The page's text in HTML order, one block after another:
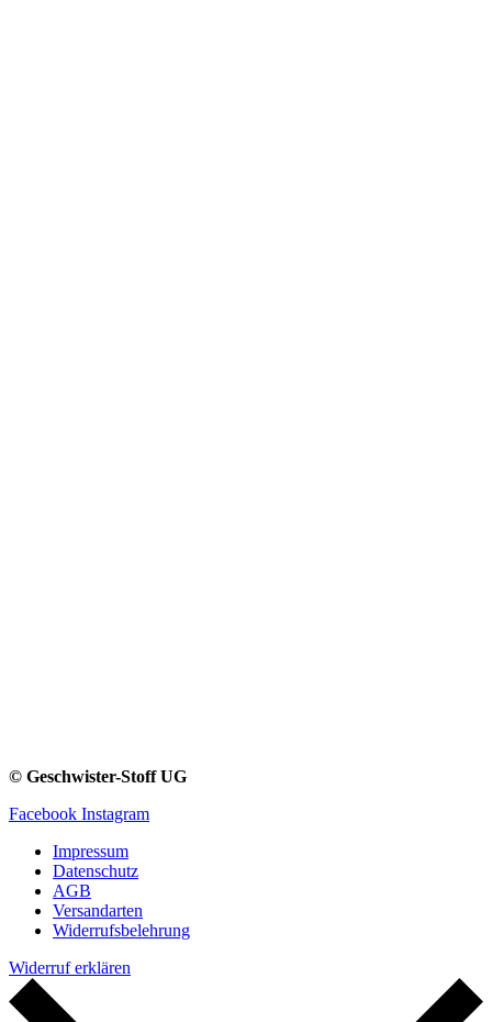
© Geschwister-Stoff UG
Facebook Instagram
Impressum
Datenschutz
AGB
Versandarten
Widerrufsbelehrung
Widerruf erklären